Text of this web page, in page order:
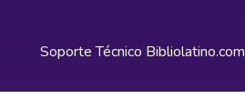
Soporte Técnico Bibliolatino.com